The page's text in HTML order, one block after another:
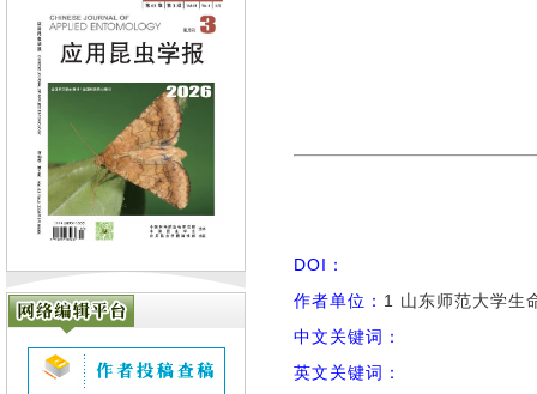
DOI：
作者单位： 1 山东师范大学生
中文关键词：
英文关键词：